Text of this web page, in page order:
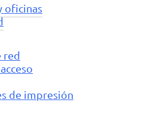
oficinas
red
de impresión